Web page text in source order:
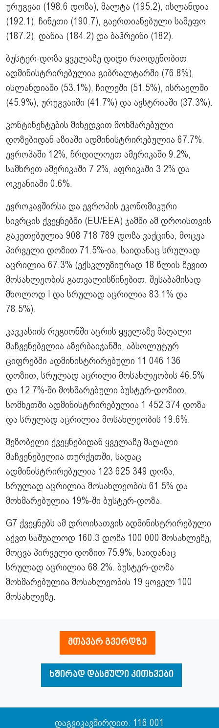
ურუგვაი (198.6 დოზა), მალტა (195.2), ისლანდია
(192.1), ჩინეთი (190.7), გაერთიანებული სამეფო
(187.2), დანია (184.2) და ბაჰრეინი (182).
ბუსტერ-დოზა ყველაზე დიდი რაოდენობით
ადმინისტრირებულია გიბრალტარში (76.8%),
ისლანდიაში (53.1%), ჩილეში (51.5%), ისრაელში
(45.9%), ურუგვაიში (41.7%) და ავსტრიაში (37.3%).
კონტინენტების მიხედვით მოხმარებული
დოზებიდან აზიაში ადმინისტრირებულია 67.7%,
ევროპაში 12%, ჩრდილოეთ ამერიკაში 9.2%,
სამხრეთ ამერიკაში 7.2%, აფრიკაში 3.2% და
ოკეანიაში 0.6%.
ევროკავშირსა და ევროპის ეკონომიკური
სივრცის ქვეყნებში (EU/EEA) ჯამში ამ დროისთვის
გაკეთებულია 908 718 789 დოზა ვაქცინა, მოცვა
პირველი დოზით 71.5%-ია, საიდანაც სრულად
აცრილია 67.3% (ექსკლუზიურად 18 წლის ზევით
მოსახლეობის გათვალისწინებით, შესაბამისად
მხოლოდ I და სრულად აცრილია 83.1% და
78.5%).
კავკასიის რეგიონში აცრის ყველაზე მაღალი
მაჩვენებელია აზერბაიჯანში, აბსოლუტურ
ციფრებში ადმინისტრირებული 11 046 136
დოზით, სრულად აცრილი მოსახლეობის 46.5%
და 12.7%-ში მოხმარებული ბუსტერ-დოზით.
სომხეთში ადმინისტრირებულია 1 452 374 დოზა
და სრულად აცრილია მოსახლეობის 19.6%.
მეზობელი ქვეყნებიდან ყველაზე მაღალი
მაჩვენებელია თურქეთში, სადაც
ადმინისტრირებულია 123 625 349 დოზა,
სრულად აცრილია მოსახლეობის 61.5% და
მოხმარებულია 19%-ში ბუსტერ-დოზა.
G7 ქვეყნებს ამ დროისათვის ადმინისტრირებული
აქვთ საშუალოდ 160.3 დოზა 100 000 მოსახლეზე,
მოცვა პირველი დოზით 75.9%, საიდანაც
სრულად აცრილია 68.2%. ბუსტერ-დოზა
მოხმარებულია მოსახლეობის 19 ყოველ 100
მოსახლეზე.
მთავარ გვერდზე
ხშირად დასმული კითხვები
დაგვიკავშირდით: 116 001